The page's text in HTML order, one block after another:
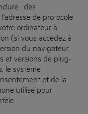
: des
de protocole
ordinateur à
(si vous accédez à
du navigateur,
et versions de plug-
le système
et de la
utilisé pour